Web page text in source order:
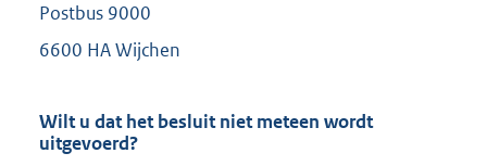
Postbus 9000
6600 HA Wijchen
Wilt u dat het besluit niet meteen wordt
uitgevoerd?